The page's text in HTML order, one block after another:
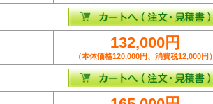
132,000円
（本体価格120,000円、消費税12,000円）